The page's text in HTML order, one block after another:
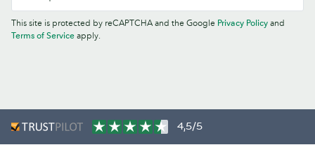
This site is protected by reCAPTCHA and the Google Privacy Policy and
Terms of Service apply.
4,5/5